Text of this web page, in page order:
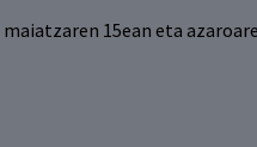
15ean eta